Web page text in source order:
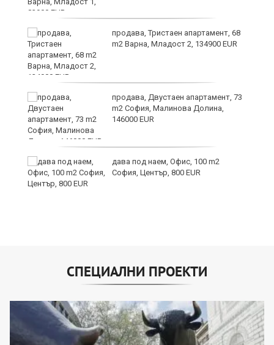
продава, Тристаен апартамент, 68
m2 Варна, Младост 2, 134900 EUR
продава, Двустаен апартамент, 73
m2 София, Малинова Долина,
146000 EUR
дава под наем, Офис, 100 m2
София, Център, 800 EUR
СПЕЦИАЛНИ ПРОЕКТИ